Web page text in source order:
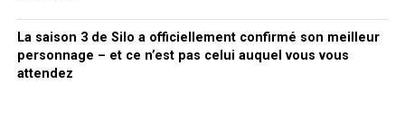
La saison 3 de Silo a officiellement confirmé son meilleur
personnage – et ce n’est pas celui auquel vous vous
attendez